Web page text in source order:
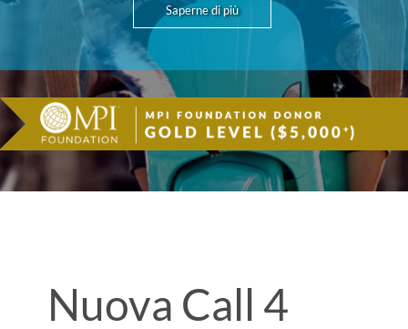
Saperne di più
Nuova Call 4